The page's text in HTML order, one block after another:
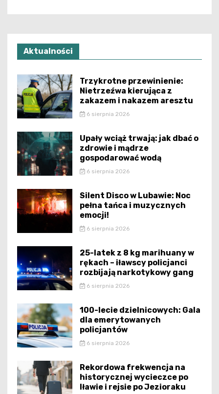
Aktualności
Trzykrotne przewinienie:
Nietrzeźwa kierująca z
zakazem i nakazem aresztu
6 sierpnia 2026
Upały wciąż trwają: jak dbać o
zdrowie i mądrze
gospodarować wodą
6 sierpnia 2026
Silent Disco w Lubawie: Noc
pełna tańca i muzycznych
emocji!
6 sierpnia 2026
25-latek z 8 kg marihuany w
rękach – iławscy policjanci
rozbijają narkotykowy gang
6 sierpnia 2026
100-lecie dzielnicowych: Gala
dla emerytowanych
policjantów
6 sierpnia 2026
Rekordowa frekwencja na
historycznej wycieczce po
Iławie i rejsie po Jezioraku